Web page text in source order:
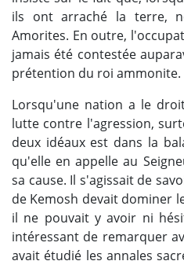
ils ont arraché la terre,
Amorites. En outre,
jamais été contestée
prétention du roi ammonite.
Lorsqu'une nation a le
lutte contre l'agression,
deux idéaux est dans la
qu'elle en appelle au
sa cause. Il s'agissait de
de Kemosh devait dominer
il ne pouvait y avoir ni
intéressant de remarquer
avait étudié les annales